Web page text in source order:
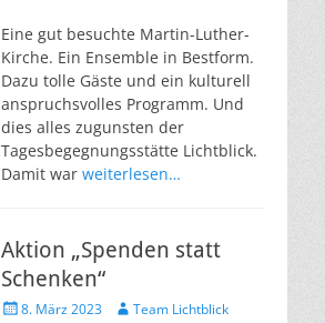
Eine gut besuchte Martin-Luther-
Kirche. Ein Ensemble in Bestform.
Dazu tolle Gäste und ein kulturell
anspruchsvolles Programm. Und
dies alles zugunsten der
Tagesbegegnungsstätte Lichtblick.
Damit war weiterlesen…
Aktion „Spenden statt
Schenken“
Veröffentlicht
8. März 2023 AutorTeam Lichtblick